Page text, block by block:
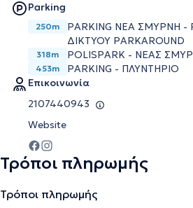
Parking
250m
PARKING ΝΕΑ ΣΜΥΡΝΗ -
ΔΙΚΤΥΟΥ PARKAROUND
318m POLISPARK - ΝΕΑΣ
453m
PARKING - ΠΛΥΝΤΗΡΙΟ
Επικοινωνία
2107440943
Website
Τρόποι πληρωμής
Τρόποι πληρωμής